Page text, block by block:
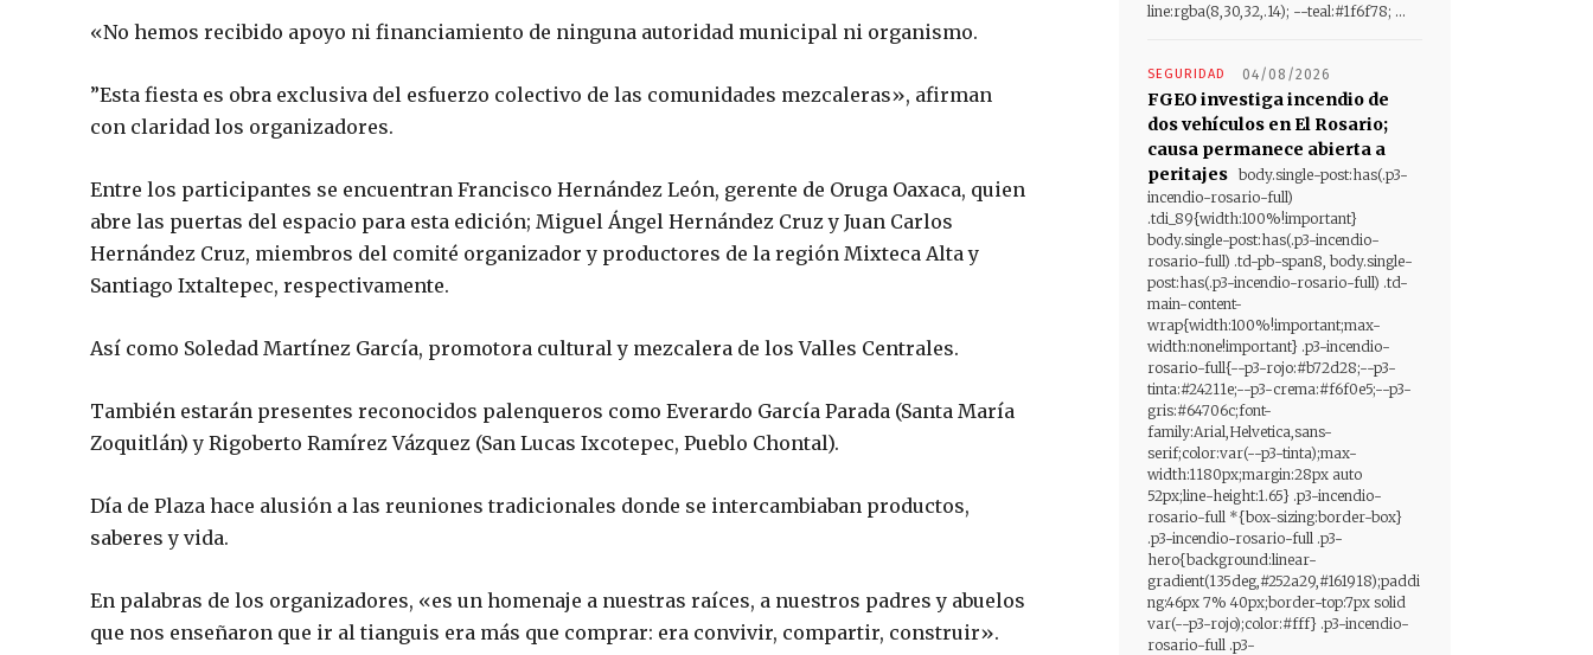
«No hemos recibido apoyo ni financiamiento de ninguna autoridad municipal ni organismo.
”Esta fiesta es obra exclusiva del esfuerzo colectivo de las comunidades mezcaleras», afirman
con claridad los organizadores.
Entre los participantes se encuentran Francisco Hernández León, gerente de Oruga Oaxaca, quien
abre las puertas del espacio para esta edición; Miguel Ángel Hernández Cruz y Juan Carlos
Hernández Cruz, miembros del comité organizador y productores de la región Mixteca Alta y
Santiago Ixtaltepec, respectivamente.
Así como Soledad Martínez García, promotora cultural y mezcalera de los Valles Centrales.
También estarán presentes reconocidos palenqueros como Everardo García Parada (Santa María
Zoquitlán) y Rigoberto Ramírez Vázquez (San Lucas Ixcotepec, Pueblo Chontal).
Día de Plaza hace alusión a las reuniones tradicionales donde se intercambiaban productos,
saberes y vida.
En palabras de los organizadores, «es un homenaje a nuestras raíces, a nuestros padres y abuelos
que nos enseñaron que ir al tianguis era más que comprar: era convivir, compartir, construir».
line:rgba(8,30,32,.14); --teal:#1f6f78; ...
SEGURIDAD 04/08/2026
FGEO investiga incendio de
dos vehículos en El Rosario;
causa permanece abierta a
peritajes body.single-post:has(.p3-
incendio-rosario-full)
.tdi_89{width:100%!important}
body.single-post:has(.p3-incendio-
rosario-full) .td-pb-span8, body.single-
post:has(.p3-incendio-rosario-full) .td-
main-content-
wrap{width:100%!important;max-
width:none!important} .p3-incendio-
rosario-full{--p3-rojo:#b72d28;--p3-
tinta:#24211e;--p3-crema:#f6f0e5;--p3-
gris:#64706c;font-
family:Arial,Helvetica,sans-
serif;color:var(--p3-tinta);max-
width:1180px;margin:28px auto
52px;line-height:1.65} .p3-incendio-
rosario-full *{box-sizing:border-box}
.p3-incendio-rosario-full .p3-
hero{background:linear-
gradient(135deg,#252a29,#161918);paddi
ng:46px 7% 40px;border-top:7px solid
var(--p3-rojo);color:#fff} .p3-incendio-
rosario-full .p3-